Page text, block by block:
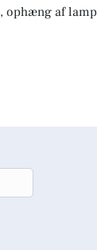
ophæng af